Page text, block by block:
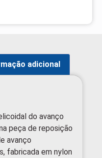
adicional
do avanço
peça de reposição
avanço
fabricada em nylon